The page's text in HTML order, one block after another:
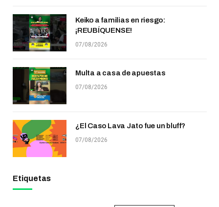
Keiko a familias en riesgo:
¡REUBÍQUENSE!
07/08/2026
Multa a casa de apuestas
07/08/2026
¿El Caso Lava Jato fue un bluff?
07/08/2026
Etiquetas